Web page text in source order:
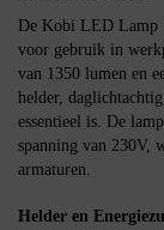
De Kobi LED Lamp
voor gebruik in
van 1350 lumen en
helder,
essentieel is. De
spanning van 230V,
armaturen.
Helder en